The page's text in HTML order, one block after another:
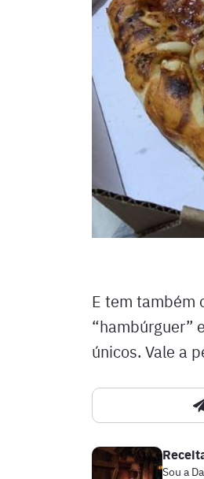
E tem também
“hambúrguer”
únicos. Vale a
Sou a